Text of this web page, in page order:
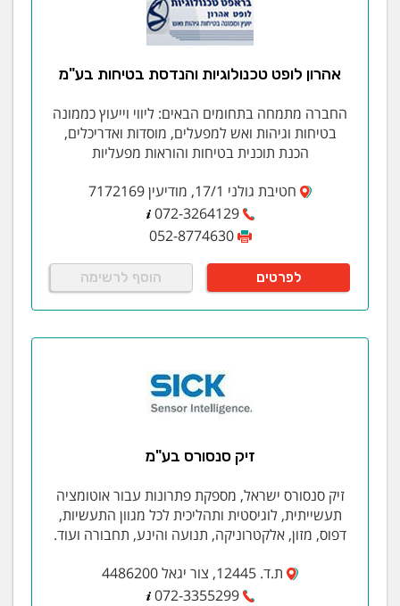
אהרון לופט טכנולוגיות והנדסת בטיחות בע"מ
החברה מתמחה בתחומים הבאים: ליווי וייעוץ כממונה
בטיחות וגיהות ואש למפעלים, מוסדות ואדריכלים,
הכנת תוכנית בטיחות והוראות מפעליות
חטיבת גולני 17/1, מודיעין 7172169
072-3264129
052-8774630
לפרטים הוסף לרשימה
זיק סנסורס בע"מ
זיק סנסורס ישראל, מספקת פתרונות עבור אוטומציה
תעשייתית, לוגיסטית ותהליכית לכל מגוון התעשיות,
דפוס, מזון, אלקטרוניקה, תנועה והינע, תחבורה ועוד.
ת.ד. 12445, צור יגאל 4486200
072-3355299